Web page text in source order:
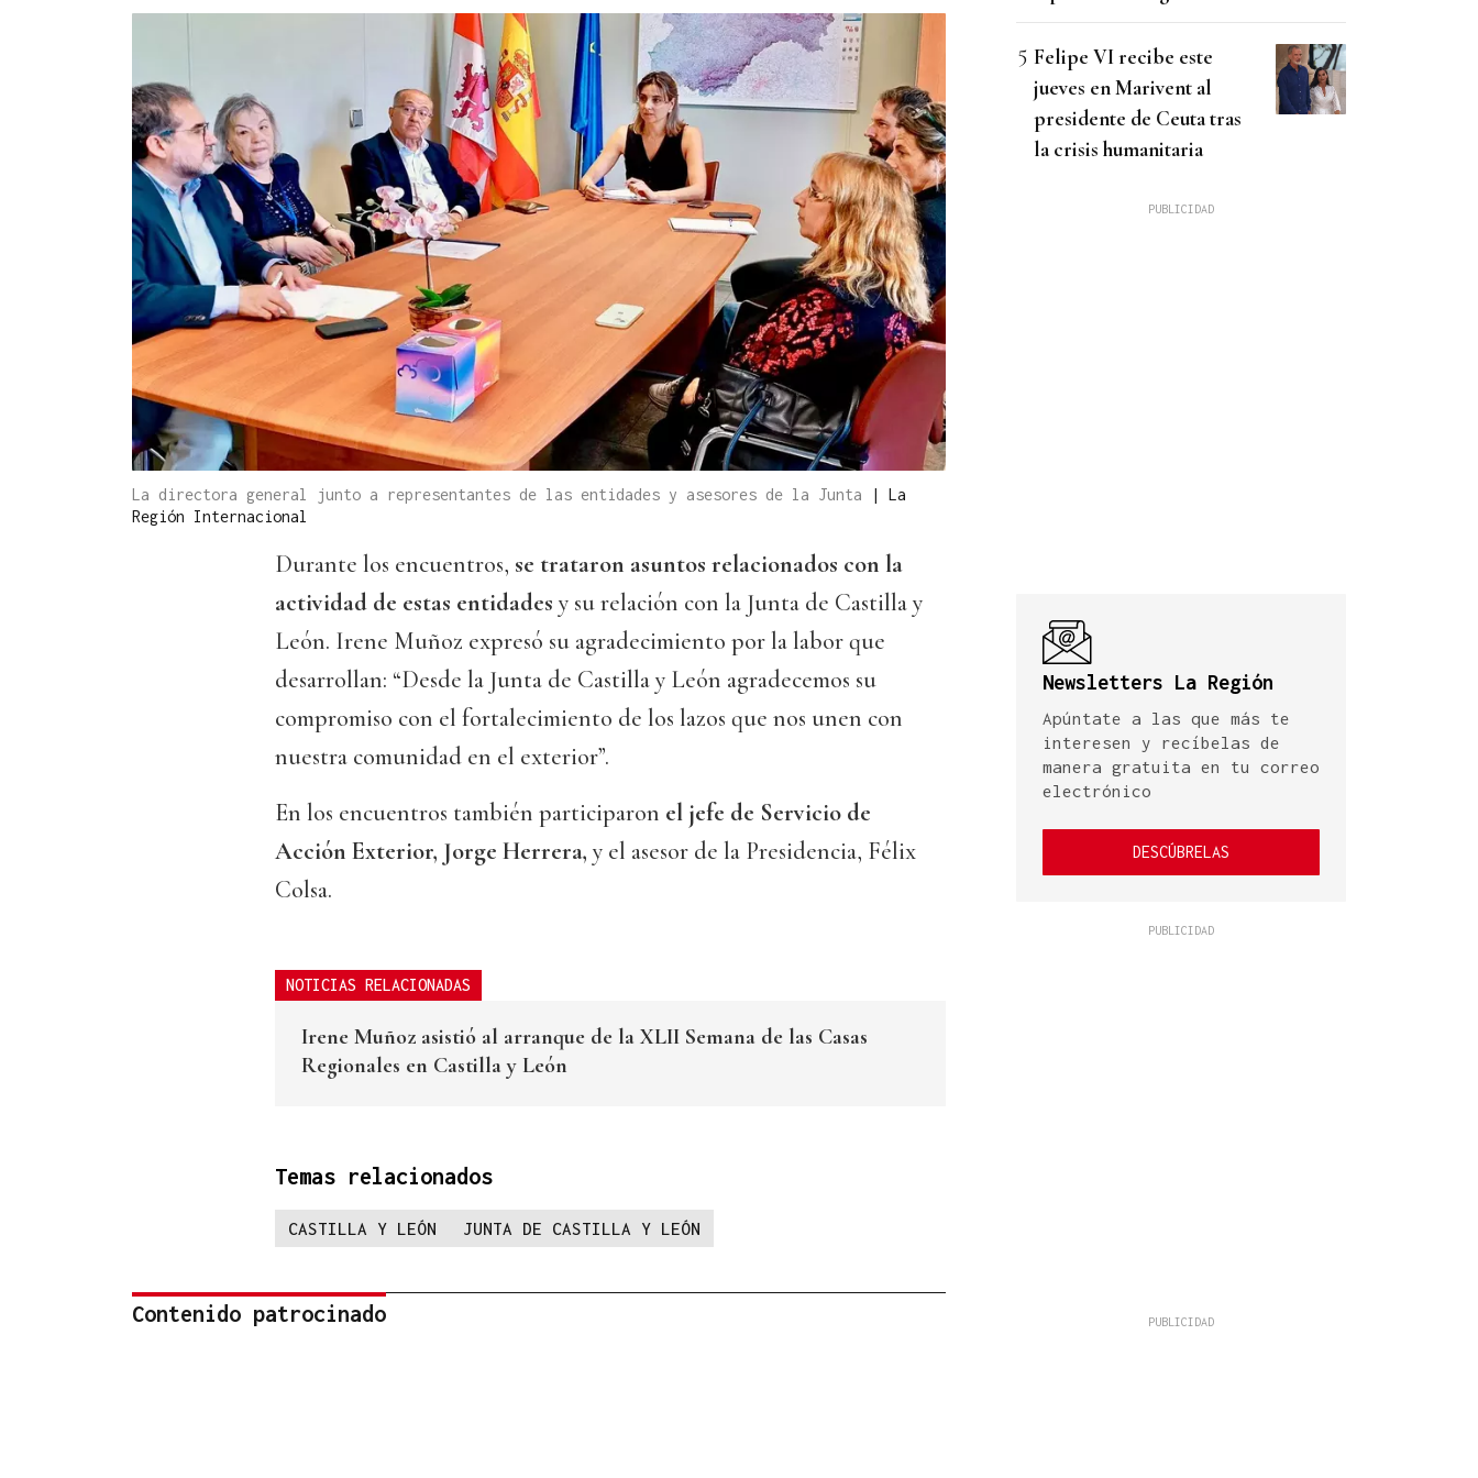
La directora general junto a representantes de las entidades y asesores de la Junta | La
Región Internacional
Durante los encuentros, se trataron asuntos relacionados con la
actividad de estas entidades y su relación con la Junta de Castilla y
León. Irene Muñoz expresó su agradecimiento por la labor que
desarrollan: “Desde la Junta de Castilla y León agradecemos su
compromiso con el fortalecimiento de los lazos que nos unen con
nuestra comunidad en el exterior”.
En los encuentros también participaron el jefe de Servicio de
Acción Exterior, Jorge Herrera, y el asesor de la Presidencia, Félix
Colsa.
NOTICIAS RELACIONADAS
Irene Muñoz asistió al arranque de la XLII Semana de las Casas
Regionales en Castilla y León
Temas relacionados
CASTILLA Y LEÓN JUNTA DE CASTILLA Y LEÓN
Contenido patrocinado
Felipe VI recibe este
jueves en Marivent al
presidente de Ceuta tras
la crisis humanitaria
Newsletters La Región
Apúntate a las que más te
interesen y recíbelas de
manera gratuita en tu correo
electrónico
DESCÚBRELAS